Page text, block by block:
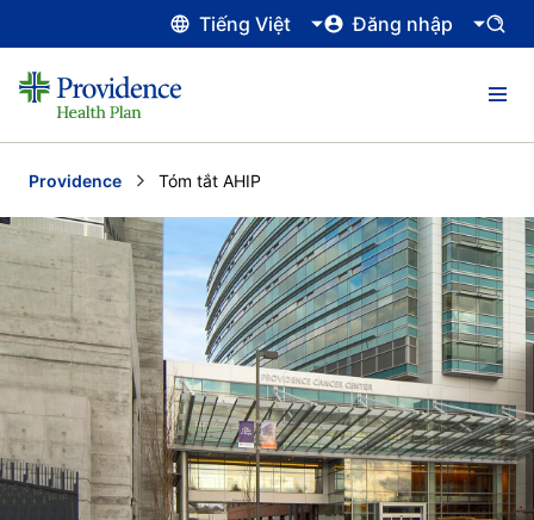
Tiếng Việt Đăng nhập
Providence Current:
Tóm tắt AHIP